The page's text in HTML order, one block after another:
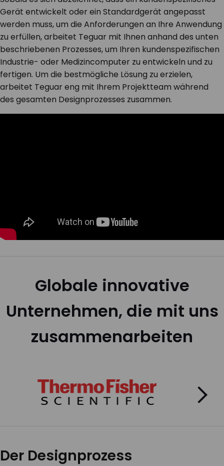
KONTAKT
Gerät entwickelt oder ein Standardgerät angepasst
werden muss, um die Anforderungen an Ihre Anwendung
zu erfüllen, arbeitet Teguar mit Ihnen anhand des unten
beschriebenen Prozesses, um Ihren kundenspezifischen
Industrie- oder Medizincomputer zu entwickeln und zu
fertigen. Um die bestmögliche Lösung zu erzielen,
arbeitet Teguar eng mit Ihrem Projektteam während
des gesamten Designprozesses zusammen.
Globale innovative
Unternehmen, die mit uns
zusammenarbeiten
Der Designprozess